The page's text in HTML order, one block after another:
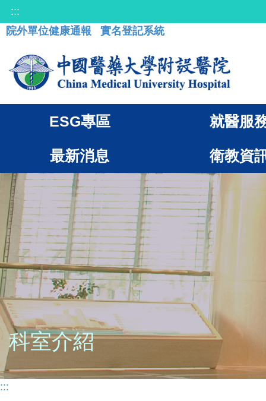
:::
院外單位健康通報
實名登記系統
ESG專區 就醫服
最新消息 衛教資
科室介紹
:::